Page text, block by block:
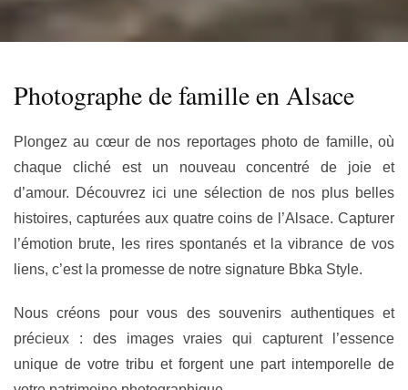
Photographe de famille en Alsace
Plongez au cœur de nos reportages photo de famille, où
chaque cliché est un nouveau concentré de joie et
d’amour. Découvrez ici une sélection de nos plus belles
histoires, capturées aux quatre coins de l’Alsace. Capturer
l’émotion brute, les rires spontanés et la vibrance de vos
liens, c’est la promesse de notre signature Bbka Style.
Nous créons pour vous des souvenirs authentiques et
précieux : des images vraies qui capturent l’essence
unique de votre tribu et forgent une part intemporelle de